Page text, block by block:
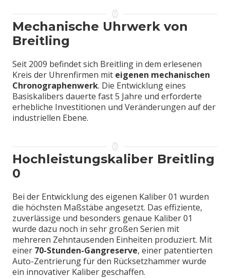
Mechanische Uhrwerk von
Breitling
Seit 2009 befindet sich Breitling in dem erlesenen
Kreis der Uhrenfirmen mit eigenen mechanischen
Chronographenwerk. Die Entwicklung eines
Basiskalibers dauerte fast 5 Jahre und erforderte
erhebliche Investitionen und Veränderungen auf der
industriellen Ebene.
Hochleistungskaliber Breitling
0
Bei der Entwicklung des eigenen Kaliber 01 wurden
die höchsten Maßstäbe angesetzt. Das effiziente,
zuverlässige und besonders genaue Kaliber 01
wurde dazu noch in sehr großen Serien mit
mehreren Zehntausenden Einheiten produziert. Mit
einer 70-Stunden-Gangreserve, einer patentierten
Auto-Zentrierung für den Rücksetzhammer wurde
ein innovativer Kaliber geschaffen.